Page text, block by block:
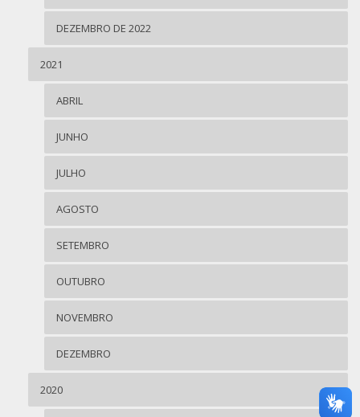
DEZEMBRO DE 2022
2021
ABRIL
JUNHO
JULHO
AGOSTO
SETEMBRO
OUTUBRO
NOVEMBRO
DEZEMBRO
2020